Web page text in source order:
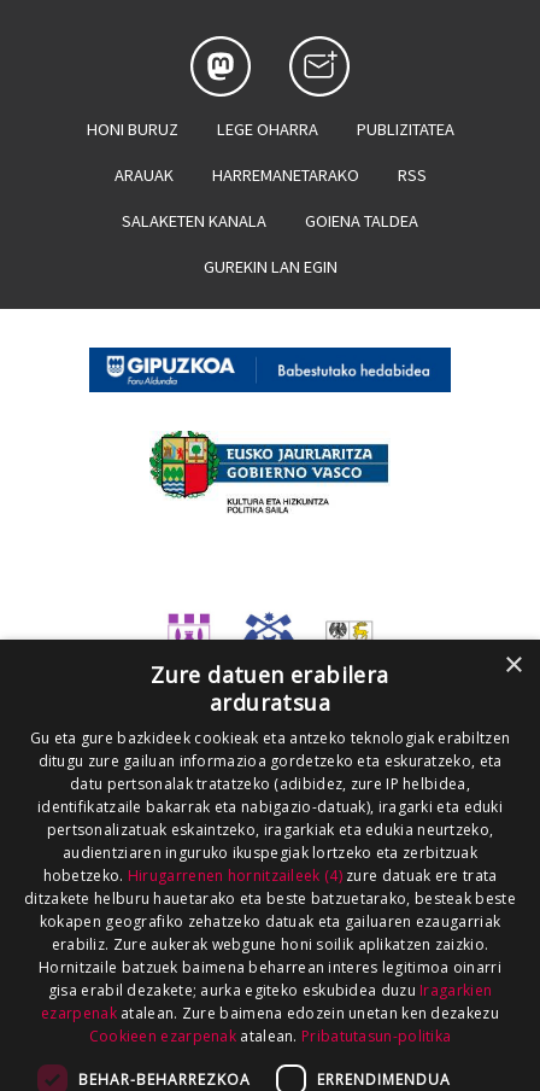
HONI BURUZ LEGE OHARRA PUBLIZITATEA
ARAUAK HARREMANETARAKO RSS
SALAKETEN KANALA GOIENA TALDEA
GUREKIN LAN EGIN
×
Zure datuen erabilera
arduratsua
Gu eta gure bazkideek cookieak eta antzeko teknologiak erabiltzen
ditugu zure gailuan informazioa gordetzeko eta eskuratzeko, eta
datu pertsonalak tratatzeko (adibidez, zure IP helbidea,
identifikatzaile bakarrak eta nabigazio-datuak), iragarki eta eduki
pertsonalizatuak eskaintzeko, iragarkiak eta edukia neurtzeko,
audientziaren inguruko ikuspegiak lortzeko eta zerbitzuak
hobetzeko. Hirugarrenen hornitzaileek (4)zure datuak ere trata
ditzakete helburu hauetarako eta beste batzuetarako, besteak beste
kokapen geografiko zehatzeko datuak eta gailuaren ezaugarriak
erabiliz. Zure aukerak webgune honi soilik aplikatzen zaizkio.
Hornitzaile batzuek baimena beharrean interes legitimoa oinarri
gisa erabil dezakete; aurka egiteko eskubidea duzu Iragarkien
ezarpenakatalean. Zure baimena edozein unetan ken dezakezu
Cookieen ezarpenak atalean. Pribatutasun-politika
BEHAR-BEHARREZKOA ERRENDIMENDUA